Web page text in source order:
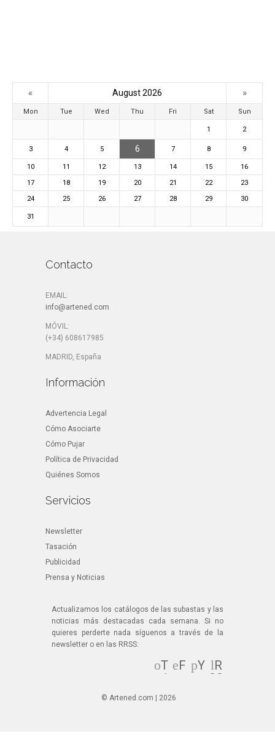
« August 2026 »
Mon Tue Wed Thu Fri Sat Sun
1 2
3 4 5 6 7 8 9
10 11 12 13 14 15
16
17
18 19 20 21 22
23
24
25 26 27 28 29 30
31
Contacto
EMAIL:
info@artened.com
MÓVIL:
(+34) 608617985
MADRID, España
Información
Advertencia Legal
Cómo Asociarte
Cómo Pujar
Política de Privacidad
Quiénes Somos
Servicios
Newsletter
Tasación
Publicidad
Prensa y Noticias
Actualizamos los catálogos de las subastas y las
noticias más destacadas cada semana. Si no
quieres perderte nada síguenos a través de la
newsletter o en las RRSS:
T
wi
er
F
oo
Y
R
SS
© Artened.com | 2026